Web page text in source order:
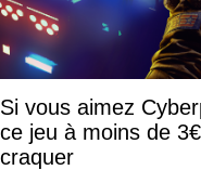
Si vous aimez
ce jeu à moins de
craquer